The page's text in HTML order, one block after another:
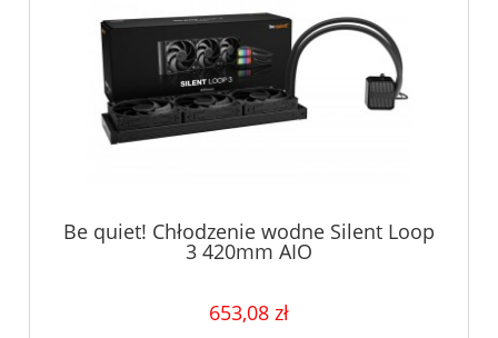
Be quiet! Chłodzenie wodne Silent Loop
3 420mm AIO
653,08 zł